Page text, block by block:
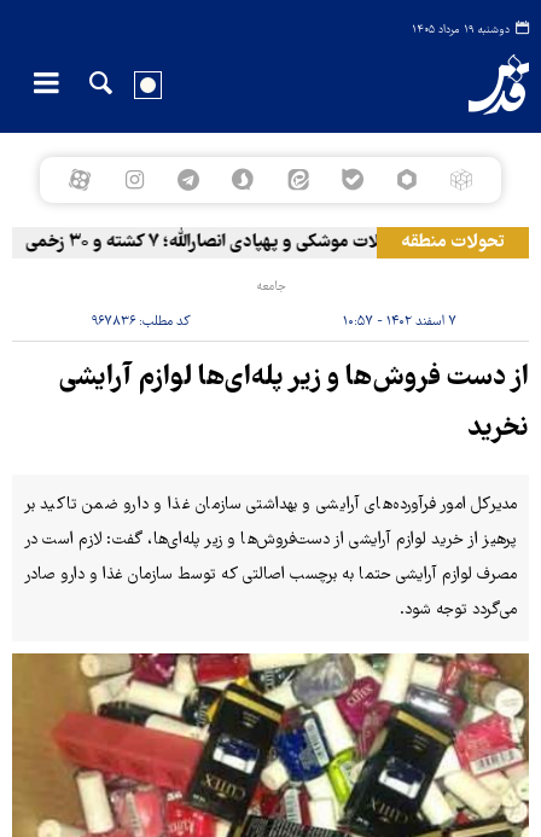
دوشنبه ۱۹ مرداد ۱۴۰۵
تحولات منطقه
المخا زیر حملات موشکی و پهپادی انصارالله؛ ۷ کشته و ۳۰ زخمی
جامعه
۷ اسفند ۱۴۰۲ - ۱۰:۵۷ کد مطلب: ۹۶۷۸۳۶
از دست فروش‌ها و زیر پله‌ای‌ها لوازم آرایشی
نخرید
مدیرکل امور فرآورده‌های آرایشی و بهداشتی سازمان غذا و دارو ضمن تاکید بر
پرهیز از خرید لوازم آرایشی از دست‌فروش‌ها و زیر پله‌ای‌ها، گفت: لازم است در
مصرف لوازم آرایشی حتما به برچسب اصالتی که توسط سازمان غذا و دارو صادر
می‌گردد توجه شود.